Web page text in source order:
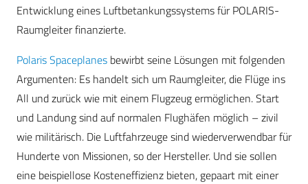
Entwicklung eines Luftbetankungssystems für POLARIS-
Raumgleiter finanzierte.
Polaris Spaceplanes bewirbt seine Lösungen mit folgenden
Argumenten: Es handelt sich um Raumgleiter, die Flüge ins
All und zurück wie mit einem Flugzeug ermöglichen. Start
und Landung sind auf normalen Flughäfen möglich – zivil
wie militärisch. Die Luftfahrzeuge sind wiederverwendbar für
Hunderte von Missionen, so der Hersteller. Und sie sollen
eine beispiellose Kosteneffizienz bieten, gepaart mit einer